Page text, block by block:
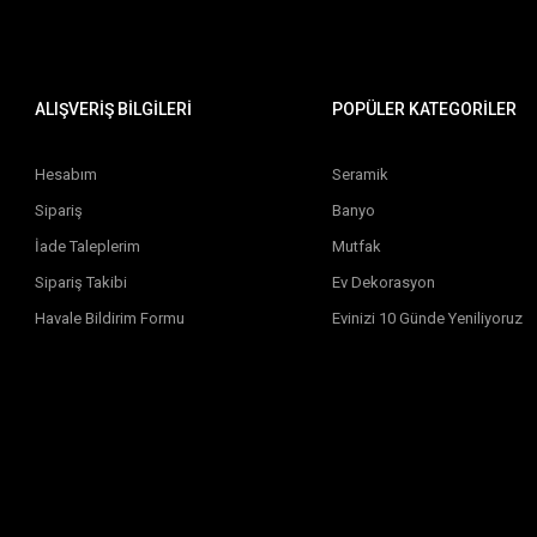
ALIŞVERİŞ BİLGİLERİ
Hesabım
Sipariş
İade Taleplerim
Sipariş Takibi
Havale Bildirim Formu
POPÜLER KATEGORİLER
Seramik
Banyo
Mutfak
Ev Dekorasyon
Evinizi 10 Günde Yeniliyoruz